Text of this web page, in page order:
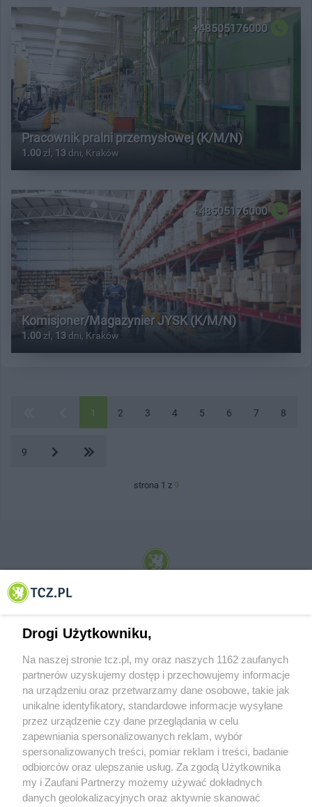
+48505176000
Pracownik pralni przemysłowej (K/M/N)
1.00 zł, 13 dni, Kraków
+48505176000
Komisjoner/Magazynier JYSK (K/M/N)
1.00 zł, 13 dni, Kraków
1 2 3 4 5 6 7 8
9
strona 1 z 9
© 2001-2026 Tczew - TCZ.PL Sp. z o.o. Internetowy Serwis Informacyjny Miasta
O FIRMIE POLITYKA PRYWATNOŚCI HOSTING
REKLAMA WSPÓŁPRACA RSS FACEBOOK KONTAKT
Nasze serwisy
Drogi Użytkowniku,
Na naszej stronie tcz.pl, my oraz naszych 1162 zaufanych
partnerów uzyskujemy dostęp i przechowujemy informacje
na urządzeniu oraz przetwarzamy dane osobowe, takie jak
unikalne identyfikatory, standardowe informacje wysyłane
przez urządzenie czy dane przeglądania w celu
zapewniania spersonalizowanych reklam, wybór
spersonalizowanych treści, pomiar reklam i treści, badanie
odbiorców oraz ulepszanie usług. Za zgodą Użytkownika
my i Zaufani Partnerzy możemy używać dokładnych
danych geolokalizacyjnych oraz aktywnie skanować